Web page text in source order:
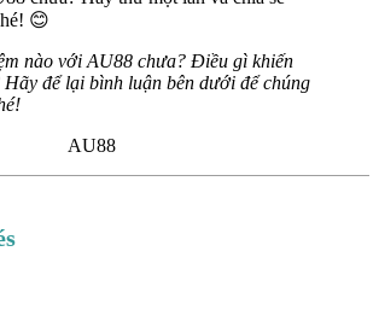
😊
nào với AU88 chưa? Điều gì khiến
để lại bình luận bên dưới để chúng